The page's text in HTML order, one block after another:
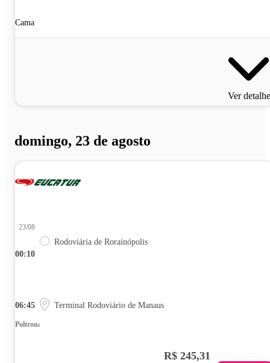
Cama
Ver
domingo, 23 de agosto
00:10
23/08
Rodoviária de Rorainópolis
06:45 Terminal Rodoviário de Manaus
Poltrona
R$ 245,31